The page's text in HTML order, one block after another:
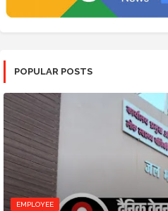
POPULAR POSTS
EMPLOYEE